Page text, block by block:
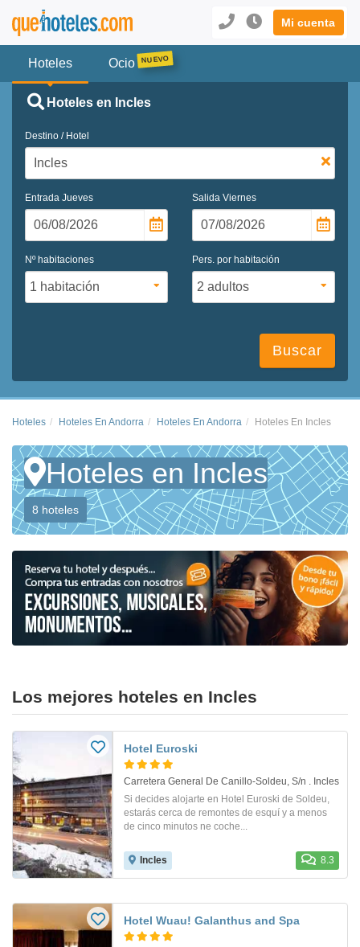
Mi cuenta
Hoteles Ocio
Hoteles en Incles
Destino / Hotel
Entrada Jueves Salida Viernes
Nº habitaciones Pers. por habitación
Buscar
Hoteles Hoteles En Andorra Hoteles En Andorra Hoteles En Incles
Hoteles en Incles
8 hoteles
Los mejores hoteles en Incles
Hotel Euroski
Carretera General De Canillo-Soldeu, S/n . Incles
Si decides alojarte en Hotel Euroski de Soldeu,
estarás cerca de remontes de esquí y a menos
de cinco minutos ne coche...
Incles 8.3
Hotel Wuau! Galanthus and Spa